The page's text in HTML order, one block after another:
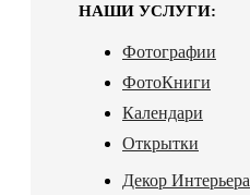
НАШИ УСЛУГИ:
Фотографии
ФотоКниги
Календари
Открытки
Декор Интерьера